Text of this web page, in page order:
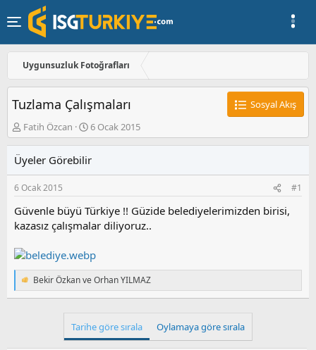
Uygunsuzluk Fotoğrafları
Tuzlama Çalışmaları
Sosyal Akış
K
o
u
y
u
a
ş
a
a
n
Fatih Özcan
B
a
l
a
ı
ç
a
r
i
h
6 Ocak 2015
Üyeler Görebilir
6 Ocak 2015 #1
Güvenle büyü Türkiye !! Güzide belediyelerimizden birisi,
kazasız çalışmalar diliyoruz..
T
e
Bekir ÖzkanveOrhan YILMAZ
Tarihe göre sırala Oylamaya göre sırala